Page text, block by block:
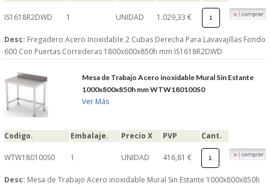
BLOG
CERRAR
FACEBOOK
IS1618R2DWD 1 UNIDAD 1.029,33 €
Desc: Fregadero Acero Inoxidable 2 Cubas Derecha Para Lavavajillas Fondo
600 Con Puertas Correderas 1800x600x850h mm IS1618R2DWD
Mesa de Trabajo Acero inoxidable Mural Sin Estante
1000x800x850h mm WTW180100S0
Ver Más
Codigo. Embalaje. Precio X PVP Cant.
WTW180100S0 1 UNIDAD 416,81 €
Desc: Mesa de Trabajo Acero inoxidable Mural Sin Estante 1000x800x850h